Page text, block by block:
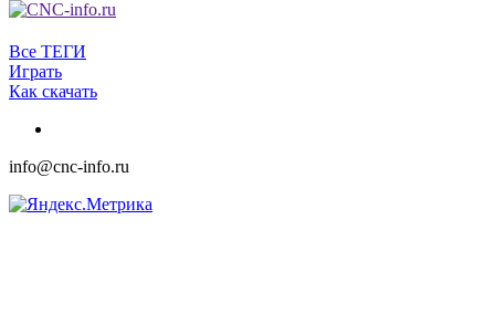
Все ТЕГИ
Играть
Как скачать
info@cnc-info.ru